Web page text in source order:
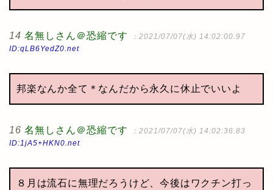
14 名無しさん＠恐縮です
：2021/07/07(水) 14:02:00.97
ID:qLB6YedZ0.net
邦楽なんか全て＊なんだから永久に休止でいいよ
16 名無しさん＠恐縮です
：2021/07/07(水) 14:02:36.83
ID:1jA5+HKN0.net
８月は流石に無理だろうけど、今後はワクチン打っ